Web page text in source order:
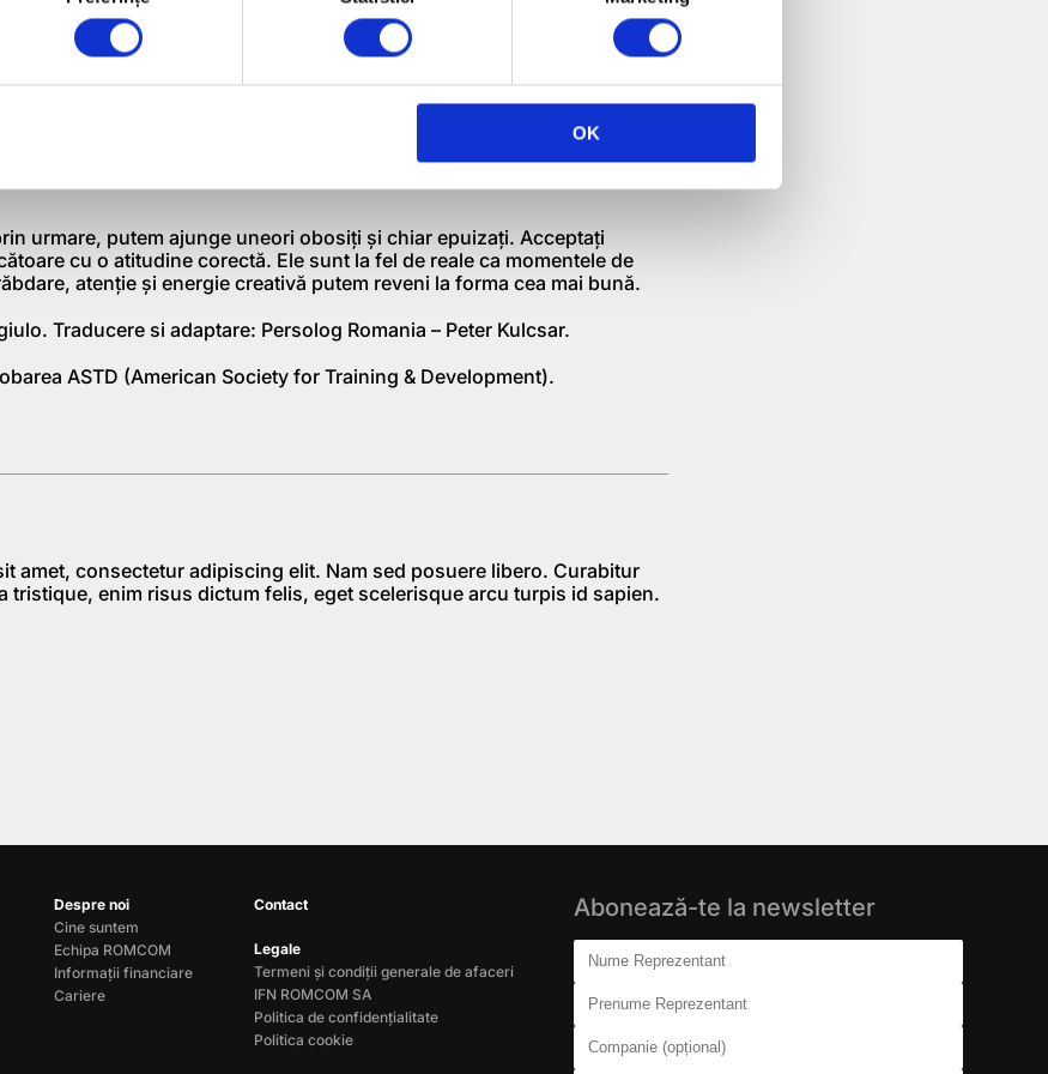
OK
una dintre acele lecţii pe care le aplicăm cel mai puţin şi pe care a
unui sportiv ambiţios. Îmi doream neapărat succesul şi eram
avântam mereu înainte. Toate îşi au însă ritmul şi locul lor, astfel încât
încontinuu organismul fără a-mi lăsa timp pentru pauză şi pentru
o parte stabilă din planul meu de training, la fel de importantă ca
nu avem întotdeauna controlul asupra programului nostru şi nici luxul
trebui să găsiţi metode de a folosi şi cele mai mici oportunităţi pentru
urmare, putem ajunge uneori obosiţi şi chiar epuizaţi. Acceptaţi
cu o atitudine corectă. Ele sunt la fel de reale ca momentele de
atenţie şi energie creativă putem reveni la forma cea mai bună.
Traducere si adaptare: Persolog Romania – Peter Kulcsar.
ASTD (American Society for Training & Development).
amet, consectetur adipiscing elit. Nam sed posuere libero. Curabitur
tristique, enim risus dictum felis, eget scelerisque arcu turpis id sapien.
Despre noi
Cine suntem
Echipa ROMCOM
Informații financiare
Cariere
Contact
Legale
Termeni și condiții generale de afaceri
IFN ROMCOM SA
Politica de confidențialitate
Politica cookie
Abonează-te la newsletter
Don't fill this out:
Nume Reprezentant
Prenume Reprezentant
Companie (opțional)